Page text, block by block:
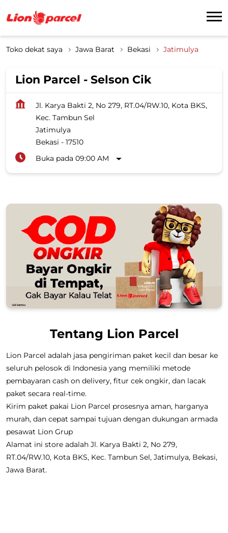
Toko dekat saya Jawa Barat Bekasi Jatimulya
Lion Parcel - Selson Cik
Jl. Karya Bakti 2, No 279, RT.04/RW.10, Kota BKS,
Kec. Tambun Sel
Jatimulya
Bekasi - 17510
Buka pada 09:00 AM
Tentang Lion Parcel
Lion Parcel adalah jasa pengiriman paket kecil dan besar ke
seluruh pelosok di Indonesia yang memiliki metode
pembayaran cash on delivery, fitur cek ongkir, dan lacak
paket secara real-time.
Kirim paket pakai Lion Parcel prosesnya aman, harganya
murah, dan cepat sampai tujuan dengan dukungan armada
pesawat Lion Grup
Alamat ini store adalah Jl. Karya Bakti 2, No 279,
RT.04/RW.10, Kota BKS, Kec. Tambun Sel, Jatimulya, Bekasi,
Jawa Barat.